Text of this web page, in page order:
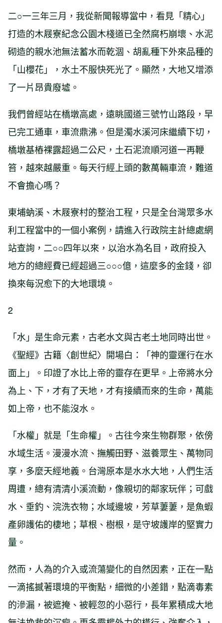
二○一三年三月，我從新聞報導當中，看見「精心」
打造的木屐寮紀念公園木棧道已全然腐朽崩壞、水泥
砌造的親水池無法蓄水而乾涸、胡亂種下外來品種的
「山櫻花」，水土不服快死光了。顯然，大地又增添
了一片昂貴廢墟。
我們曾經站在橋墩高處，遠眺國道三號竹山路段，早
已完工通車，車流鼎沸。但是濁水溪河床繼續下切，
橋墩基樁裸露超過二公尺，土石泥流順河道一再鞭
笞，越來越嚴重。每天行經上頭的數萬輛車流，難道
不會擔心嗎？
東埔蚋溪、木屐寮村的整治工程，只是全台灣眾多水
利工程當中的一個小案例，請進入行政院主計總處網
站查詢，二○○四年以來，以治水為名目，政府投入
地方的總經費已經超過三○○○億，這麼多的金錢，卻
換來每況愈下的大地環境。
2
「水」是生命元素，古老水文與古老土地同時出世。
《聖經》古籍〈創世紀〉開場白：「神的靈運行在水
面上」。印證了水比上帝的靈存在更早。上帝將水分
為上、下，才有了天地，才有接續而來的生命，萬能
如上帝，也不能沒水。
「水權」就是「生命權」。古往今來生物群聚，依傍
水域生活。漫漫水流、撫觸田野、滋養眾生、萬物同
享，多麼天經地義。台灣原本是水水大地，人們生活
周遭，總有清清小溪流動，像親切的鄰家玩伴；可戲
水、垂釣、浣洗衣物；水域邊坡，芳草萋萋，是魚蝦
產卵護佑的棲地；草根、樹根，是守坡護岸的堅實力
量。
然而，人為的介入或流蕩變化的自然因素，正在一點
一滴搖撼著環境的平衡點，細微的小差錯，點滴毒素
的滲漏，被遮掩、被輕忽的小惡行，長年累積成大地